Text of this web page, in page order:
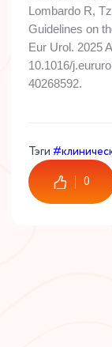
Lombardo R,
Guidelines on
Eur Urol. 2025
10.1016/
40268592.
Тэги
0